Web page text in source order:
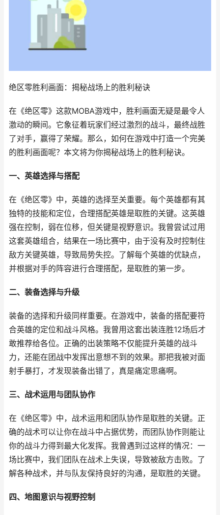
绝区零胜利画面：揭秘战场上的胜利秘诀
在《绝区零》这款MOBA游戏中，胜利画面无疑是最令人
激动的瞬间。它象征着玩家们经过激烈的战斗，最终战胜
了对手，赢得了荣耀。那么，如何在游戏中打造一个完美
的胜利画面呢？本文将为你揭秘战场上的胜利秘诀。
一、英雄选择与搭配
在《绝区零》中，英雄的选择至关重要。每个英雄都有其
独特的技能和定位，合理搭配英雄是取胜的关键。这英雄
强在控制，弱在位移，但关键是视野意识。我曾尝试过用
这套英雄组合，结果在一场比赛中，由于没有及时控制住
敌方关键英雄，导致局势失控。了解每个英雄的优缺点，
并根据对手的阵容进行合理搭配，是取胜的第一步。
二、装备选择与升级
装备的选择和升级同样重要。在游戏中，装备的搭配要符
合英雄的定位和战斗风格。我曾用这套出装连胜12场后才
敢推荐给各位。正确的出装策略不仅能提升英雄的战斗
力，还能在团战中发挥出意想不到的效果。那把我被对面
射手暴打，才发现装备出错了，真是痛定思痛啊。
三、战术运用与团队协作
在《绝区零》中，战术运用和团队协作是取胜的关键。正
确的战术可以让你在战斗中占据优势，而团队协作则能让
你的战斗力得到最大化发挥。我曾遇到过这样的情况：一
场比赛中，我们团队在战术上失误，导致被敌方击败。了
解各种战术，并与队友保持良好的沟通，是取胜的关键。
四、地图意识与视野控制